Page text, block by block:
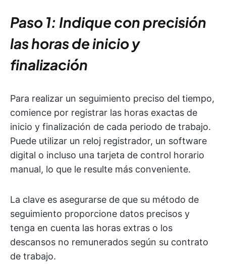
Paso 1: Indique con precisión
las horas de inicio y
finalización
Para realizar un seguimiento preciso del tiempo,
comience por registrar las horas exactas de
inicio y finalización de cada periodo de trabajo.
Puede utilizar un reloj registrador, un software
digital o incluso una tarjeta de control horario
manual, lo que le resulte más conveniente.
La clave es asegurarse de que su método de
seguimiento proporcione datos precisos y
tenga en cuenta las horas extras o los
descansos no remunerados según su contrato
de trabajo.